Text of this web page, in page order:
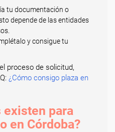
tu documentación o
depende de las entidades
y consigue tu
proceso de solicitud,
¿Cómo consigo plaza en
existen para
en Córdoba?